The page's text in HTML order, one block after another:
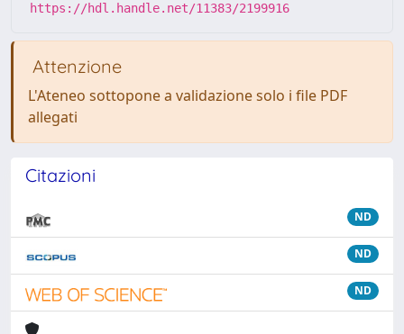
https://hdl.handle.net/11383/2199916
Attenzione
L'Ateneo sottopone a validazione solo i file PDF
allegati
Citazioni
ND
ND
ND